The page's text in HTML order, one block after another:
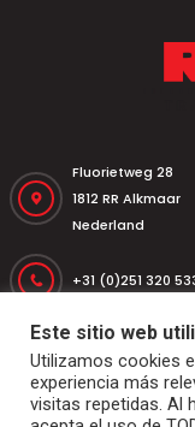
Fluorietweg 28
1812 RR Alkmaar
Nederland
+31 (0)251 320
+31 (0)251 316
Este sitio web
Utilizamos cookies
experiencia más
visitas repetidas. Al